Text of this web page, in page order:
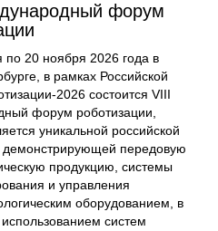
форум
по 20 ноября 2026 года в
в рамках Российской
2026 состоится VIII
форум роботизации,
уникальной российской
передовую
продукцию, системы
и управления
оборудованием, в
систем